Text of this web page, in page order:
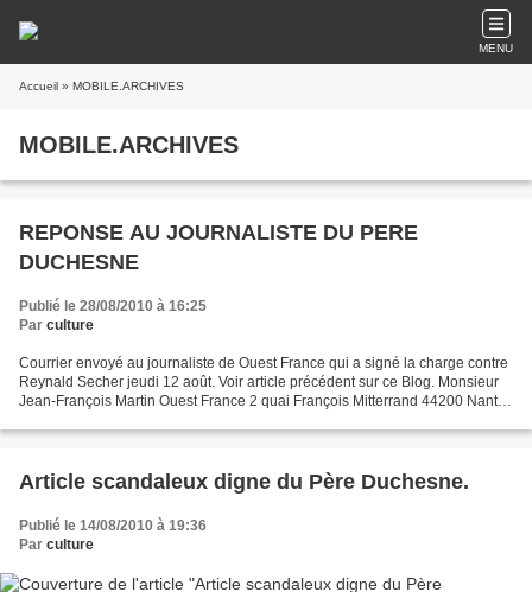
MENU
Accueil » MOBILE.ARCHIVES
MOBILE.ARCHIVES
REPONSE AU JOURNALISTE DU PERE
DUCHESNE
Publié le 28/08/2010 à 16:25
Par culture
Courrier envoyé au journaliste de Ouest France qui a signé la charge contre
Reynald Secher jeudi 12 août. Voir article précédent sur ce Blog. Monsieur
Jean-François Martin Ouest France 2 quai François Mitterrand 44200 Nantes
Article scandaleux digne du Père Duchesne.
Publié le 14/08/2010 à 19:36
Par culture